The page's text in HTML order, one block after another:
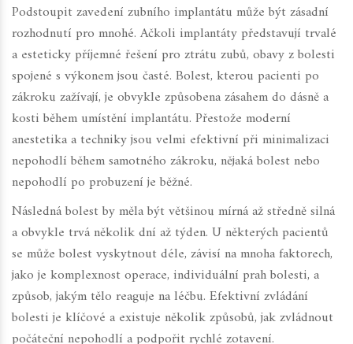
Podstoupit zavedení zubního implantátu může být zásadní
rozhodnutí pro mnohé. Ačkoli implantáty představují trvalé
a esteticky příjemné řešení pro ztrátu zubů, obavy z bolesti
spojené s výkonem jsou časté. Bolest, kterou pacienti po
zákroku zažívají, je obvykle způsobena zásahem do dásně a
kosti během umístění implantátu. Přestože moderní
anestetika a techniky jsou velmi efektivní při minimalizaci
nepohodlí během samotného zákroku, nějaká bolest nebo
nepohodlí po probuzení je běžné.
Následná bolest by měla být většinou mírná až středně silná
a obvykle trvá několik dní až týden. U některých pacientů
se může bolest vyskytnout déle, závisí na mnoha faktorech,
jako je komplexnost operace, individuální prah bolesti, a
způsob, jakým tělo reaguje na léčbu. Efektivní zvládání
bolesti je klíčové a existuje několik způsobů, jak zvládnout